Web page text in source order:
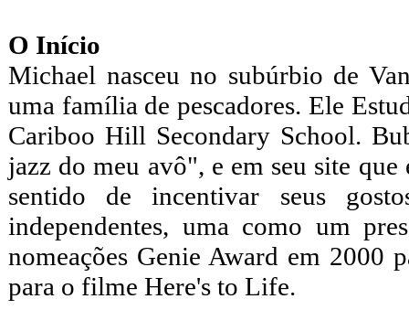
O Início
Michael nasceu no subúrbio de
uma família de pescadores. Ele
Cariboo Hill Secondary School.
jazz do meu avô", e em seu site
sentido de incentivar seus
independentes, uma como um
nomeações Genie Award em 2000
para o filme Here's to Life.